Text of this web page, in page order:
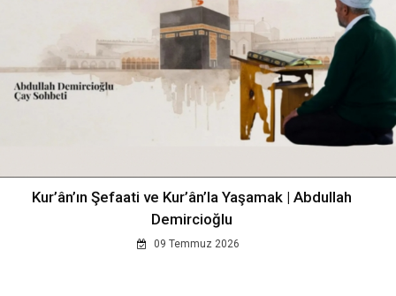
Kur’ân’ın Şefaati ve Kur’ân’la Yaşamak | Abdullah
Demircioğlu
09 Temmuz 2026